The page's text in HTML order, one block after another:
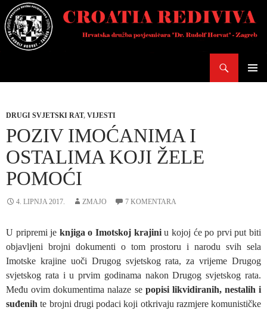
Skoči
do
sadržaja
DRUGI SVJETSKI RAT, VIJESTI
POZIV IMOĆANIMA I
OSTALIMA KOJI ŽELE
POMOĆI
4. LIPNJA 2017. ZMAJO 7 KOMENTARA
U pripremi je knjiga o Imotskoj krajiniu kojoj će po prvi put biti
objavljeni brojni dokumenti o tom prostoru i narodu svih sela
Imotske krajine uoči Drugog svjetskog rata, za vrijeme Drugog
svjetskog rata i u prvim godinama nakon Drugog svjetskog rata.
Među ovim dokumentima nalaze se popisi likvidiranih, nestalih i
suđenih te brojni drugi podaci koji otkrivaju razmjere komunističke